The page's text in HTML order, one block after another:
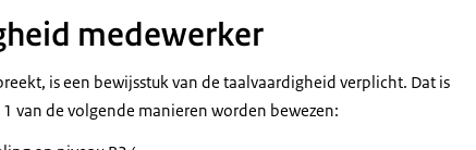
medewerker
is een bewijsstuk van de taalvaardigheid verplicht. Dat is
van de volgende manieren worden bewezen: